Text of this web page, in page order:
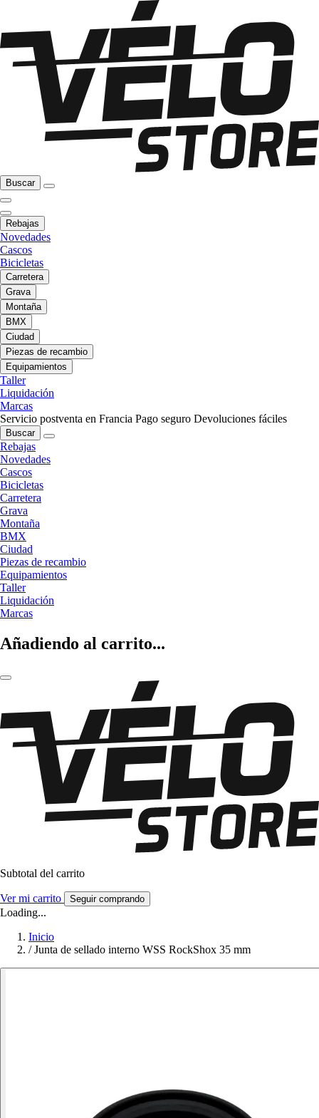
Buscar
Rebajas
Novedades
Cascos
Bicicletas
Carretera
Grava
Montaña
BMX
Ciudad
Piezas de recambio
Equipamientos
Taller
Liquidación
Marcas
Servicio postventa en Francia Pago seguro Devoluciones fáciles
Buscar
Rebajas
Novedades
Cascos
Bicicletas
Carretera
Grava
Montaña
BMX
Ciudad
Piezas de recambio
Equipamientos
Taller
Liquidación
Marcas
Añadiendo al carrito...
Subtotal del carrito
Ver mi carrito Seguir comprando
Loading...
Inicio
/ Junta de sellado interno WSS RockShox 35 mm